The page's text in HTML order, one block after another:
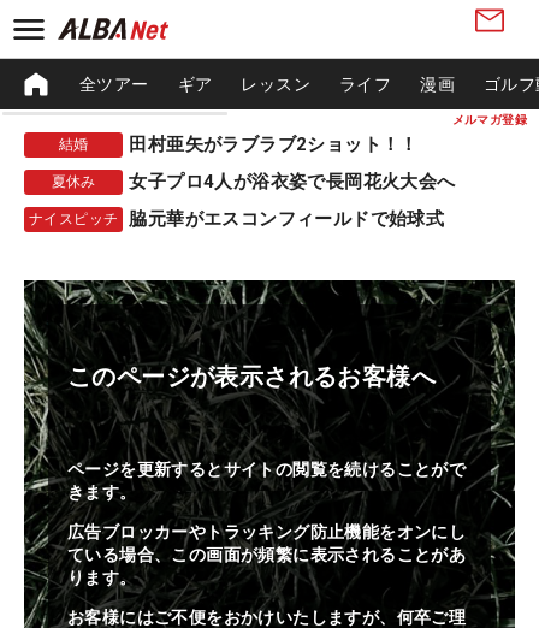
メルマガ登録
全ツアー ギア レッスン ライフ 漫画 ゴル
結婚 田村亜矢がラブラブ2ショット！！
夏休み 女子プロ4人が浴衣姿で長岡花火大会へ
ナイスピッチ 脇元華がエスコンフィールドで始球式
このページが表示されるお客様へ
ページを更新するとサイトの閲覧を続けることがで
きます。
広告ブロッカーやトラッキング防止機能をオンにし
ている場合、この画面が頻繁に表示されることがあ
ります。
お客様にはご不便をおかけいたしますが、何卒ご理